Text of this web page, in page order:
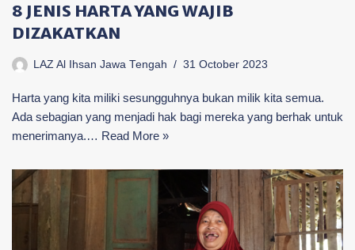
8 JENIS HARTA YANG WAJIB
DIZAKATKAN
LAZ Al Ihsan Jawa Tengah 31 October 2023
Harta yang kita miliki sesungguhnya bukan milik kita semua.
Ada sebagian yang menjadi hak bagi mereka yang berhak untuk
menerimanya.… Read More »